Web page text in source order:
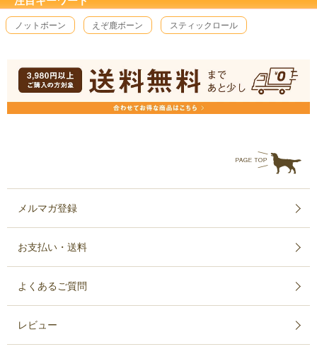
ノットボーン えぞ鹿ボーン スティックロール
メルマガ登録
お支払い・送料
よくあるご質問
レビュー